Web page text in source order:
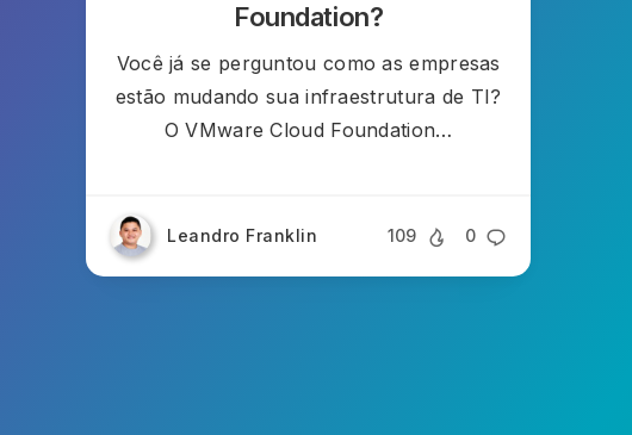
Foundation?
Você já se perguntou como as empresas
estão mudando sua infraestrutura de TI?
O VMware Cloud Foundation…
Leandro Franklin 0
109